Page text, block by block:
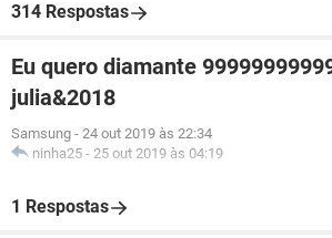
314 Respostas
Eu quero diamante
julia&2018
Samsung - 24 out 2019 às 22:34
ninha25 - 25 out 2019 às 04:19
1 Respostas